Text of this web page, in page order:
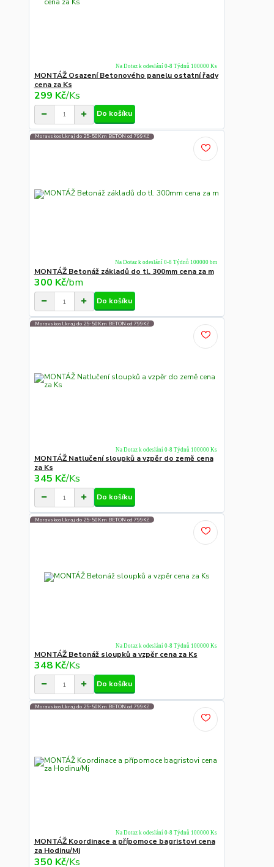
MONTÁŽ Osazení Betonového panelu ostatní řady
cena za Ks
299 Kč/Ks
Na Dotaz k odeslání 0-8 Týdnů 100000 Ks
Do košíku
Moravskosl.kraj do 25-50Km BETON od 799Kč
MONTÁŽ Betonáž základů do tl. 300mm cena za m
300 Kč/bm
Na Dotaz k odeslání 0-8 Týdnů 100000 bm
Do košíku
Moravskosl.kraj do 25-50Km BETON od 799Kč
MONTÁŽ Natlučení sloupků a vzpěr do země cena
za Ks
345 Kč/Ks
Na Dotaz k odeslání 0-8 Týdnů 100000 Ks
Do košíku
Moravskosl.kraj do 25-50Km BETON od 799Kč
MONTÁŽ Betonáž sloupků a vzpěr cena za Ks
348 Kč/Ks
Na Dotaz k odeslání 0-8 Týdnů 100000 Ks
Do košíku
Moravskosl.kraj do 25-50Km BETON od 799Kč
MONTÁŽ Koordinace a přípomoce bagristovi cena
za Hodinu/Mj
350 Kč/Ks
Na Dotaz k odeslání 0-8 Týdnů 100000 Ks